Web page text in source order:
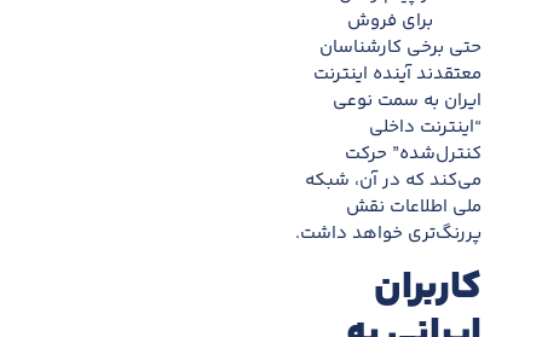
برای فروش
حتی برخی کارشناسان
معتقدند آینده اینترنت
ایران به سمت نوعی
“اینترنت داخلی
کنترل‌شده” حرکت
می‌کند که در آن، شبکه
ملی اطلاعات نقش
پررنگ‌تری خواهد داشت.
کاربران